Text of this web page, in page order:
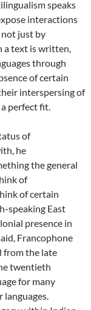
speaks
interactions
just by
a text is written,
through
of certain
interspersing of
perfect fit.
of
he
the general
of
of certain
speaking East
presence in
Francophone
from the late
twentieth
for many